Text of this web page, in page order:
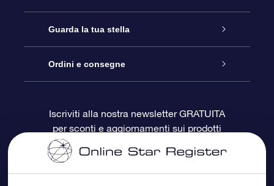
Contattaci
Blog
OSR Recensioni
Online Star Gift
Pacchetto regalo OSR
Gift Card OSR
Doni aziendali
Guarda la tua stella
Registro stellare
Star Page personalizzata
One Million Stars
Ordini e consegne
Informazioni di Pagamento
Iscriviti alla nostra newsletter GRATUITA
per sconti e aggiornamenti sui prodotti